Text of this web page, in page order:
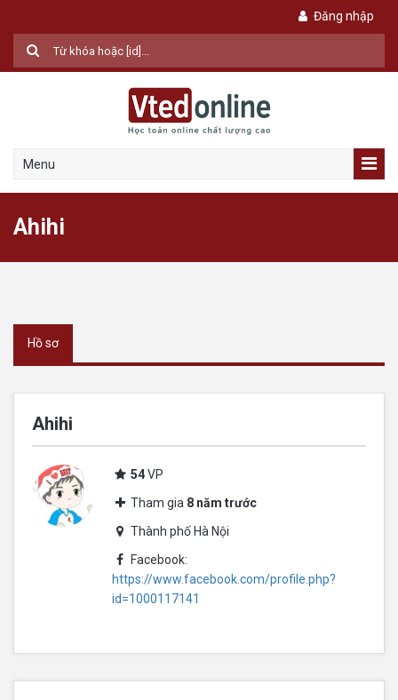
Đăng nhập
Menu
Ahihi
Hồ sơ
Ahihi
54VP
Tham gia 8 năm trước
Thành phố Hà Nội
Facebook:
https://www.facebook.com/profile.php?
id=1000117141